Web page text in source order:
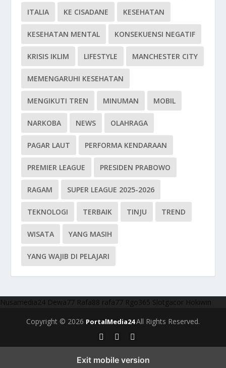
ITALIA KE CISADANE KESEHATAN
KESEHATAN MENTAL KONSEKUENSI NEGATIF
KRISIS IKLIM LIFESTYLE MANCHESTER CITY
MEMENGARUHI KESEHATAN
MENGIKUTI TREN MINUMAN MOBIL
NARKOBA NEWS OLAHRAGA
PAGAR LAUT PERFORMA KENDARAAN
PREMIER LEAGUE PRESIDEN PRABOWO
RAGAM SUPER LEAGUE 2025-2026
TEKNOLOGI TERBAIK TINJU TREND
WISATA YANG MASIH
YANG WAJIB DI PELAJARI
Nusamedia24 Dewa77 Rafa88 rafa77 Rgo365 Slotgacor Hokiwin
Copyright © 2026 PortalMedia24All Rights Reserved.
Exit mobile version